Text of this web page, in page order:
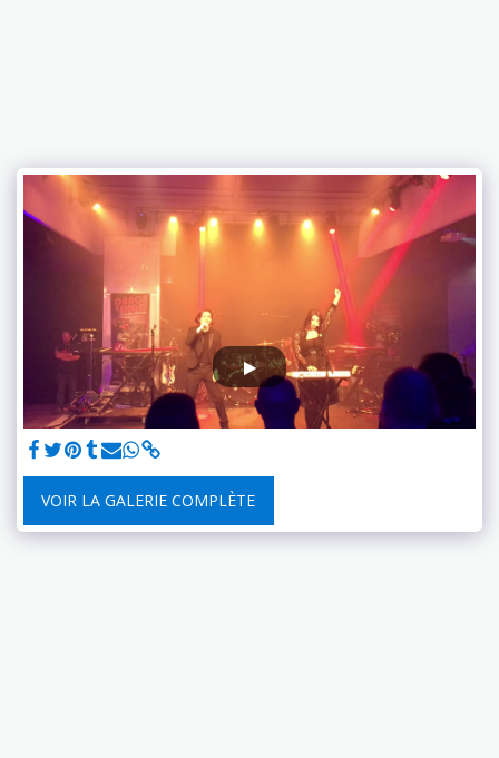
VOIR LA GALERIE COMPLÈTE